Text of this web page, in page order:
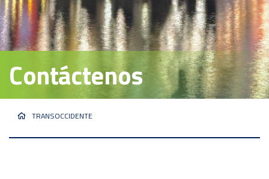
Contáctenos
TRANSOCCIDENTE